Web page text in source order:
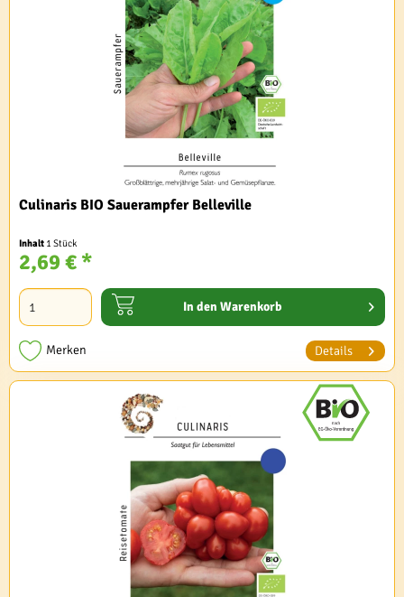
Culinaris BIO Sauerampfer Belleville
Inhalt 1 Stück
2,69 € *
In den Warenkorb
Merken Details